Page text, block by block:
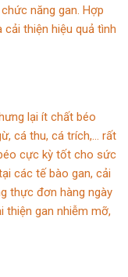
năng gan. Hợp
thiện hiệu quả tình
lại ít chất béo
cá thu, cá trích,… rất
cực kỳ tốt cho sức
các tế bào gan, cải
thực đơn hàng ngày
thiện gan nhiễm mỡ,